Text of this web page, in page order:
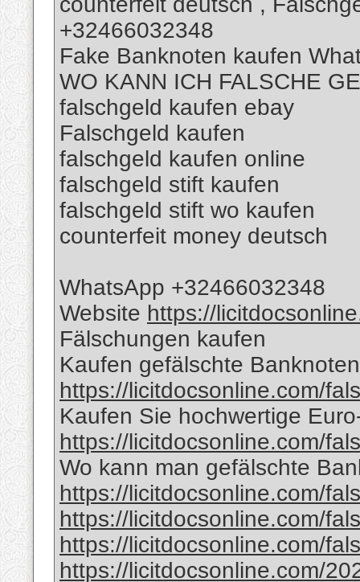
+32466032348
Fake Banknoten kaufen
WO KANN ICH FALSCHE
falschgeld kaufen ebay
Falschgeld kaufen
falschgeld kaufen online
falschgeld stift kaufen
falschgeld stift wo kaufen
counterfeit money deutsch
WhatsApp +32466032348
Website https://
Fälschungen kaufen
Kaufen gefälschte
https://licitdocsonline.com/
Kaufen Sie hochwertige
https://licitdocsonline.com/
Wo kann man gefälschte
https://licitdocsonline.com/
https://licitdocsonline.com/
https://licitdocsonline.com/
https://licitdocsonline.com/